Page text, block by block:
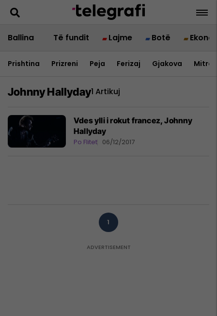
Ballina Të fundit Lajme Botë
Prishtina Prizreni Peja Ferizaj Gjakova
Johnny Hallyday1 Artikuj
​Vdes ylli i rokut francez, Johnny
Hallyday
Po Flitet 06/12/2017
1